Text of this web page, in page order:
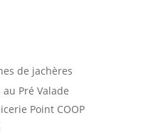
de jachères
Pré Valade
Point COOP